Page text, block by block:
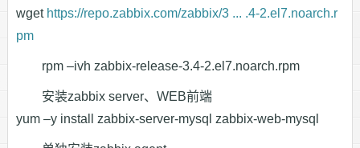
wget https://repo.zabbix.com/zabbix/3 ... .4-2.el7.noarch.r
pm
rpm –ivh zabbix-release-3.4-2.el7.noarch.rpm
安装zabbix server、WEB前端
yum –y install zabbix-server-mysql zabbix-web-mysql